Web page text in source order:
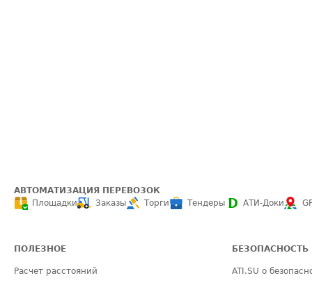
АВТОМАТИЗАЦИЯ ПЕРЕВОЗОК
Площадки
Заказы Торги Тендеры АТИ-Доки
ПОЛЕЗНОЕ
Расчет расстояний
БЕЗОПАСНОСТЬ
ATI.SU о